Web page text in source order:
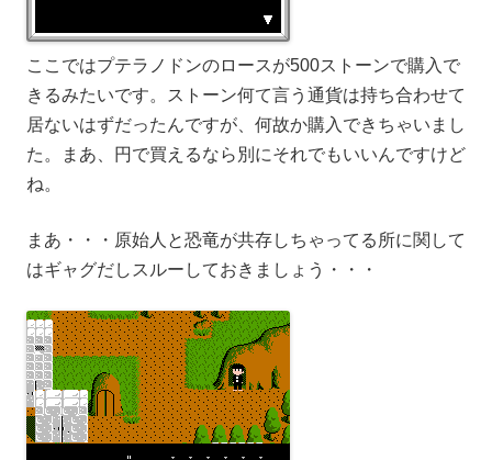
ここではプテラノドンのロースが500ストーンで購入で
きるみたいです。ストーン何て言う通貨は持ち合わせて
居ないはずだったんですが、何故か購入できちゃいまし
た。まあ、円で買えるなら別にそれでもいいんですけど
ね。
まあ・・・原始人と恐竜が共存しちゃってる所に関して
はギャグだしスルーしておきましょう・・・